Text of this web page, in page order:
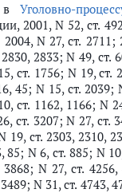
в Уголовно-
2001, N 52, ст.
2004, N 27, ст.
2833; N 49, ст.
ст. 1756; N 19, ст.
45; N 15, ст. 2039;
ст. 1162, 1166; N
ст. 3207; N 27, ст.
19, ст. 2303, 2310,
85; N 6, ст. 885; N
3868; N 27, ст.
3489; N 31, ст. 4743,